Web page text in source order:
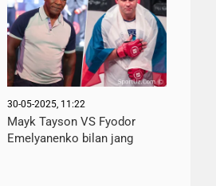
30-05-2025, 11:22
Mayk Tayson VS Fyodor
Emelyanenko bilan jang